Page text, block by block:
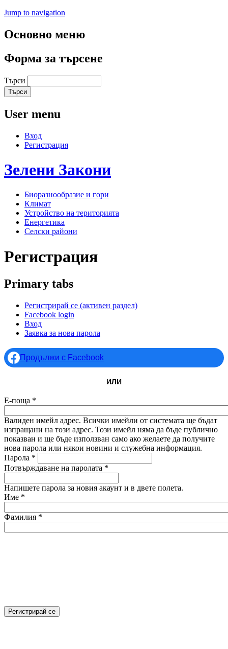
Jump to navigation
Основно меню
Форма за търсене
Търси
User menu
Вход
Регистрация
Зелени Закони
Биоразнообразие и гори
Климат
Устройство на територията
Енергетика
Селски райони
Регистрация
Primary tabs
Регистрирай се (активен раздел)
Facebook login
Вход
Заявка за нова парола
Продължи с Facebook
ИЛИ
Е-поща *
Валиден имейл адрес. Всички имейли от системата ще бъдат
изпращани на този адрес. Този имейл няма да бъде публично
показван и ще бъде използван само ако желаете да получите
нова парола или някои новини и служебна информация.
Парола *
Потвърждаване на паролата *
Напишете парола за новия акаунт и в двете полета.
Име *
Фамилия *